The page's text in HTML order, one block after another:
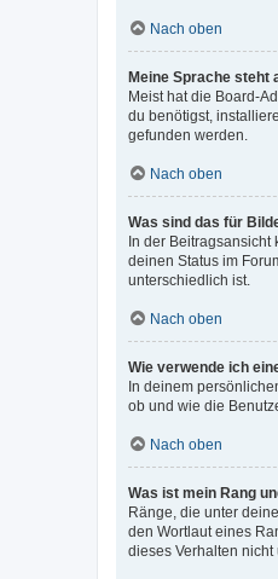
Nach oben
Meine Sprache steht
Meist hat die Board-
du benötigst,
gefunden werden.
Nach oben
Was sind das für
In der Beitragsansicht
deinen Status im
unterschiedlich ist.
Nach oben
Wie verwende ich
In deinem
ob und wie die
Nach oben
Was ist mein Rang
Ränge, die unter
den Wortlaut eines
dieses Verhalten